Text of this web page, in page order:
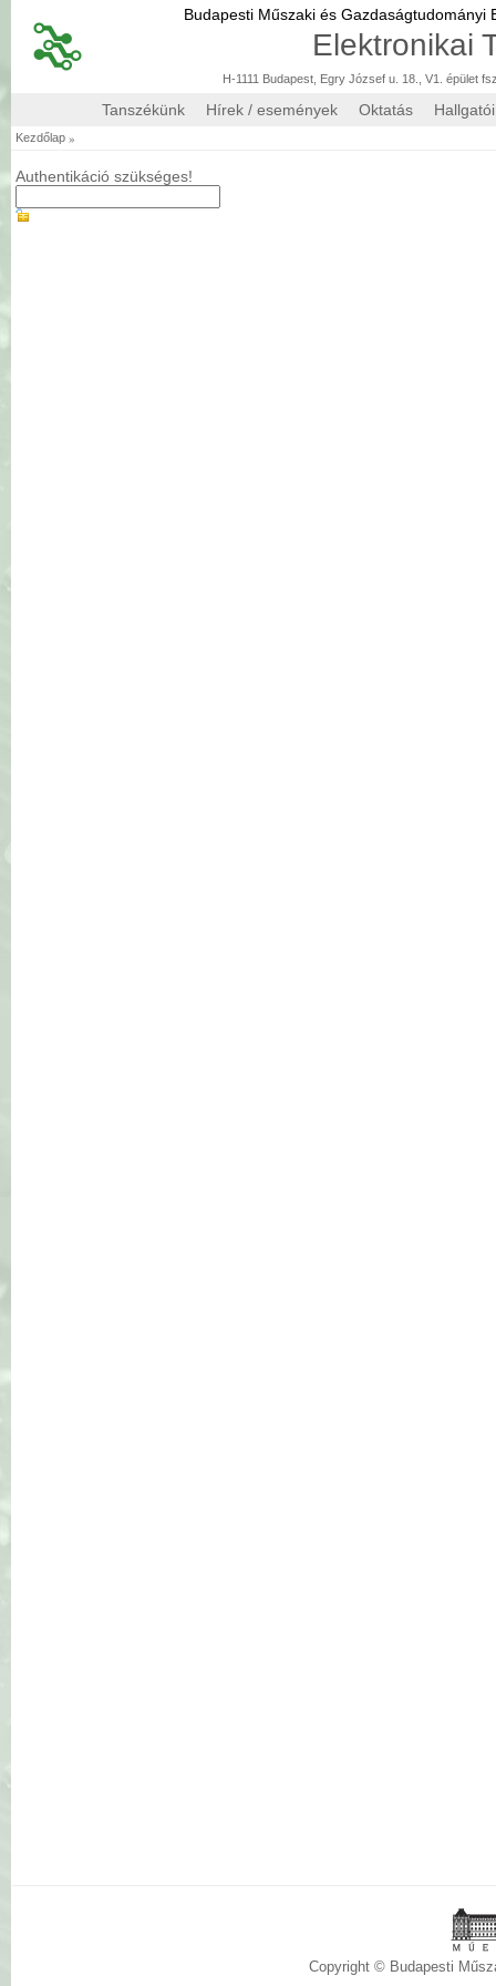
Budapesti Műszaki és Gazdaságtudományi
Elektronikai
H-1111 Budapest, Egry József u. 18., V1. épület
Tanszékünk Hírek / események Oktatás
Kezdőlap »
Authentikáció szükséges!
Copyright © Budapesti